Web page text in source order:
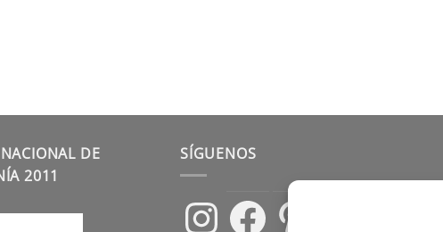
DE
2011
SÍGUENOS
InstagramFacebookPinterest